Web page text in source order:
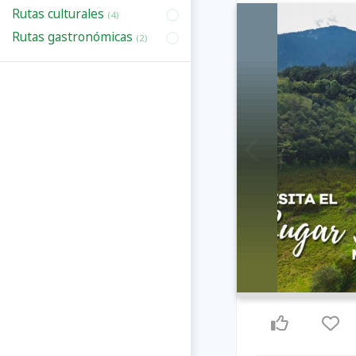
Rutas culturales (4)
Rutas gastronómicas (2)
Previous